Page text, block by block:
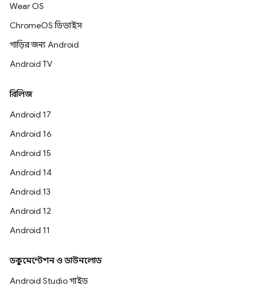
Wear OS
ChromeOS ডিভাইস
গাড়ির জন্য Android
Android TV
রিলিজ
Android 17
Android 16
Android 15
Android 14
Android 13
Android 12
Android 11
ডকুমেন্টেশন ও ডাউনলোড
Android Studio গাইড